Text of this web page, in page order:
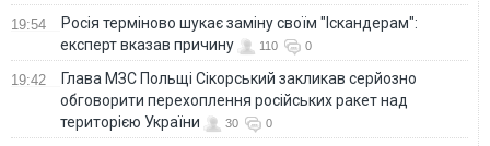
19:54
Росія терміново шукає заміну своїм "Іскандерам":
експерт вказав причину
110 0
19:42
Глава МЗС Польщі Сікорський закликав серйозно
обговорити перехоплення російських ракет над
територією України
30 0